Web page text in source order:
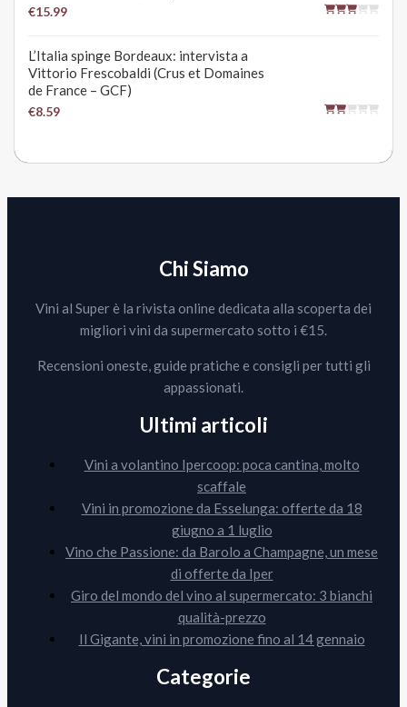
€15.99
L’Italia spinge Bordeaux: intervista a
Vittorio Frescobaldi (Crus et Domaines
de France – GCF)
€8.59
Chi Siamo
Vini al Super è la rivista online dedicata alla scoperta dei
migliori vini da supermercato sotto i €15.
Recensioni oneste, guide pratiche e consigli per tutti gli
appassionati.
Ultimi articoli
Vini a volantino Ipercoop: poca cantina, molto
scaffale
Vini in promozione da Esselunga: offerte da 18
giugno a 1 luglio
Vino che Passione: da Barolo a Champagne, un mese
di offerte da Iper
Giro del mondo del vino al supermercato: 3 bianchi
qualità-prezzo
Il Gigante, vini in promozione fino al 14 gennaio
Categorie